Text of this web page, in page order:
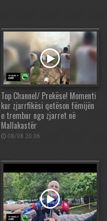
Top Channel/ Prekëse! Momenti
kur zjarrfikësi qetëson fëmijën
e trembur nga zjarret në
Mallakastër
08/08 20:06